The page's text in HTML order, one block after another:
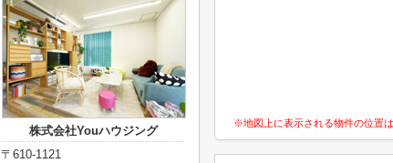
※地図上に表示される物件の位置
株式会社Youハウジング
〒610-1121